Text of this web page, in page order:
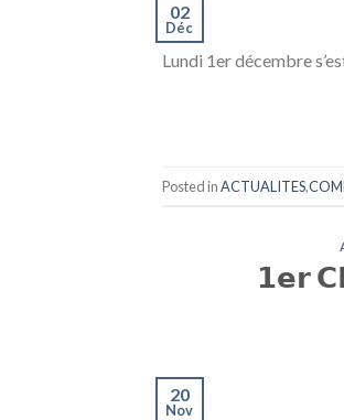
02
Déc
Lundi 1er décembre
Posted inACTUALITES,
𝟭𝗲𝗿
20
Nov